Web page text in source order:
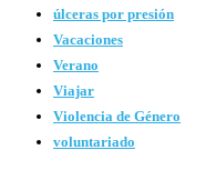
úlceras por presión
Vacaciones
Verano
Viajar
Violencia de Género
voluntariado